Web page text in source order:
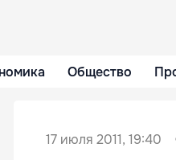
Общество
17 июля 2011, 19:40